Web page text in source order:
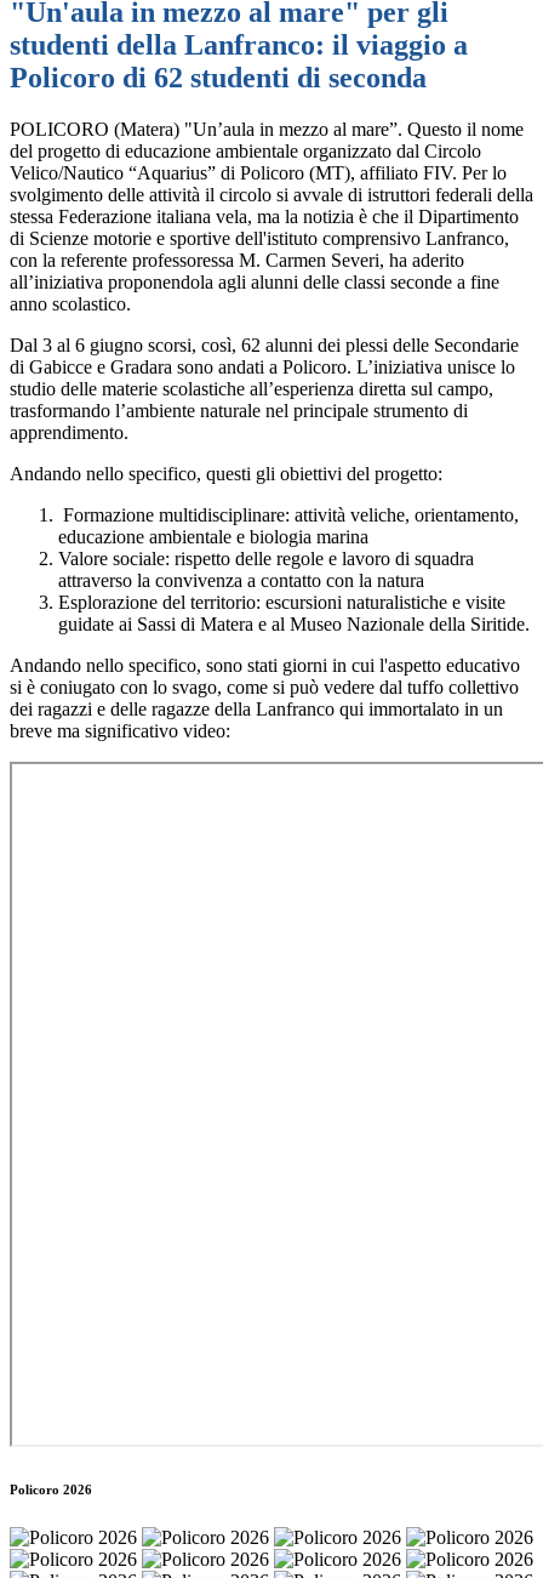
"Un'aula in mezzo al mare" per gli
studenti della Lanfranco: il viaggio a
Policoro di 62 studenti di seconda
POLICORO (Matera) "Un’aula in mezzo al mare”. Questo il nome
del progetto di educazione ambientale organizzato dal Circolo
Velico/Nautico “Aquarius” di Policoro (MT), affiliato FIV. Per lo
svolgimento delle attività il circolo si avvale di istruttori federali della
stessa Federazione italiana vela, ma la notizia è che il Dipartimento
di Scienze motorie e sportive dell'istituto comprensivo Lanfranco,
con la referente professoressa M. Carmen Severi, ha aderito
all’iniziativa proponendola agli alunni delle classi seconde a fine
anno scolastico.
Dal 3 al 6 giugno scorsi, così, 62 alunni dei plessi delle Secondarie
di Gabicce e Gradara sono andati a Policoro. L’iniziativa unisce lo
studio delle materie scolastiche all’esperienza diretta sul campo,
trasformando l’ambiente naturale nel principale strumento di
apprendimento.
Andando nello specifico, questi gli obiettivi del progetto:
Formazione multidisciplinare: attività veliche, orientamento,
educazione ambientale e biologia marina
Valore sociale: rispetto delle regole e lavoro di squadra
attraverso la convivenza a contatto con la natura
Esplorazione del territorio: escursioni naturalistiche e visite
guidate ai Sassi di Matera e al Museo Nazionale della Siritide.
Andando nello specifico, sono stati giorni in cui l'aspetto educativo
si è coniugato con lo svago, come si può vedere dal tuffo collettivo
dei ragazzi e delle ragazze della Lanfranco qui immortalato in un
breve ma significativo video:
Policoro 2026